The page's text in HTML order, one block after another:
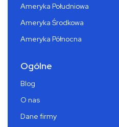
Ameryka Południowa
Ameryka Środkowa
Ameryka Północna
Ogólne
Blog
O nas
Dane firmy